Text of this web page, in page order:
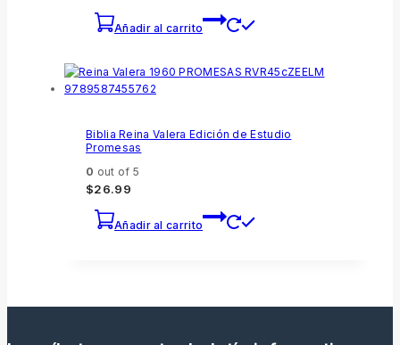
Añadir al carrito
Biblia Reina Valera Edición de Estudio
Promesas
0 out of 5
$26.99
Añadir al carrito